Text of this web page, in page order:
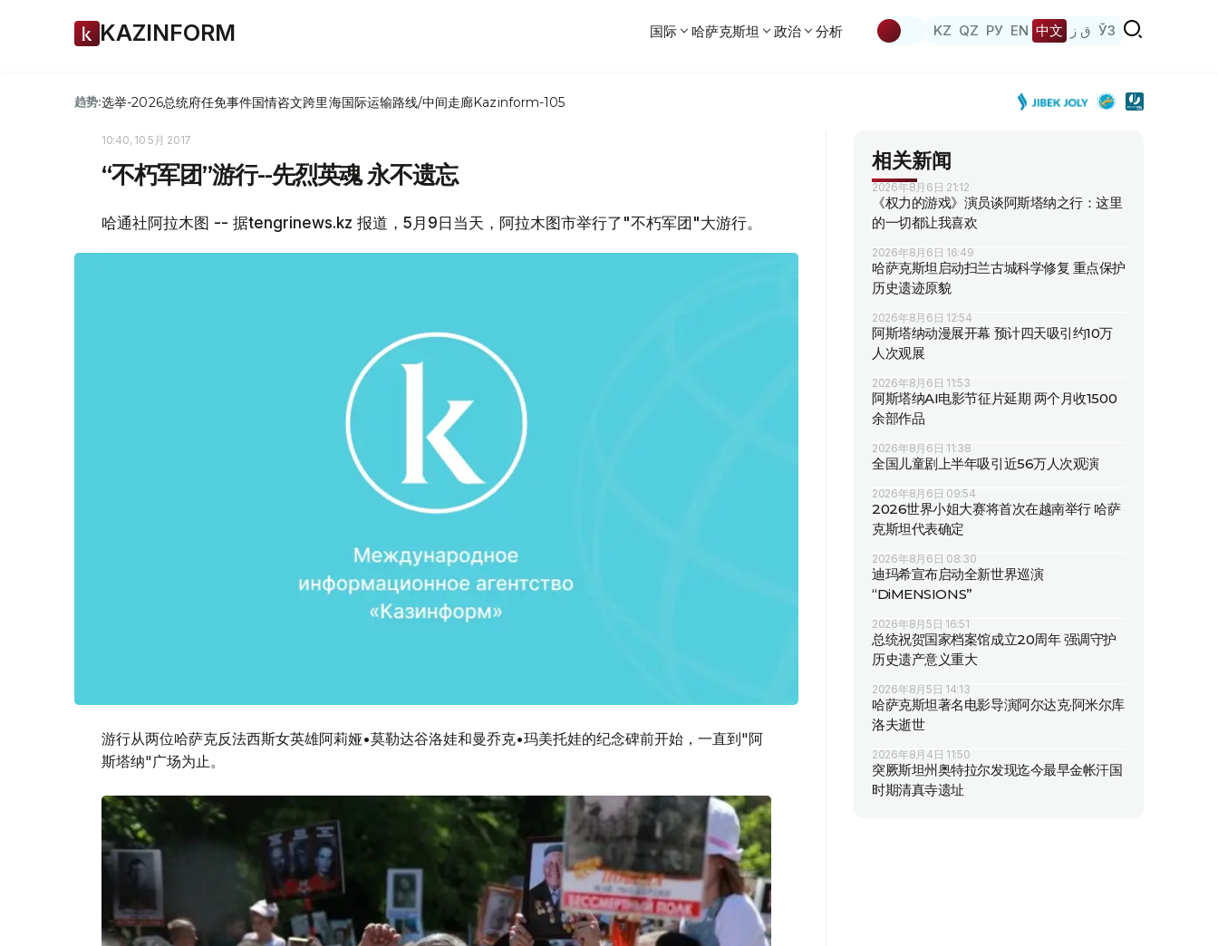
KAZINFORM 国际 哈萨克斯坦 政治 分析 KZ QZ РУ EN 中文 ق ز ЎЗ
趋势:选举-2026总统府任免事件国情咨文跨里海国际运输路线/中间走廊Kazinform-105
10:40, 10 5月 2017
“不朽军团”游行--先烈英魂 永不遗忘
哈通社阿拉木图 -- 据tengrinews.kz 报道，5月9日当天，阿拉木图市举行了"不朽军团"大游行。
游行从两位哈萨克反法西斯女英雄阿莉娅•莫勒达谷洛娃和曼乔克•玛美托娃的纪念碑前开始，一直到"阿
斯塔纳"广场为止。
相关新闻
2026年8月6日 21:12
《权力的游戏》演员谈阿斯塔纳之行：这里
的一切都让我喜欢
2026年8月6日 16:49
哈萨克斯坦启动扫兰古城科学修复 重点保护
历史遗迹原貌
2026年8月6日 12:54
阿斯塔纳动漫展开幕 预计四天吸引约10万
人次观展
2026年8月6日 11:53
阿斯塔纳AI电影节征片延期 两个月收1500
余部作品
2026年8月6日 11:38
全国儿童剧上半年吸引近56万人次观演
2026年8月6日 09:54
2026世界小姐大赛将首次在越南举行 哈萨
克斯坦代表确定
2026年8月6日 08:30
迪玛希宣布启动全新世界巡演
“DiMENSIONS”
2026年8月5日 16:51
总统祝贺国家档案馆成立20周年 强调守护
历史遗产意义重大
2026年8月5日 14:13
哈萨克斯坦著名电影导演阿尔达克·阿米尔库
洛夫逝世
2026年8月4日 11:50
突厥斯坦州奥特拉尔发现迄今最早金帐汗国
时期清真寺遗址